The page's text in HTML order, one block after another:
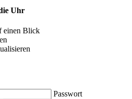
Uhr
einen Blick
Passwort